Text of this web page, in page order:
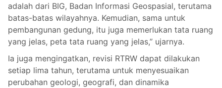
adalah dari BIG, Badan Informasi Geospasial, terutama
batas-batas wilayahnya. Kemudian, sama untuk
pembangunan gedung, itu juga memerlukan tata ruang
yang jelas, peta tata ruang yang jelas,” ujarnya.
Ia juga mengingatkan, revisi RTRW dapat dilakukan
setiap lima tahun, terutama untuk menyesuaikan
perubahan geologi, geografi, dan dinamika